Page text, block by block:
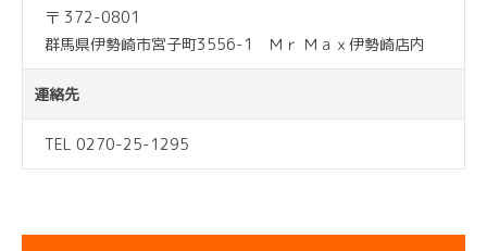
〒 372-0801
群馬県伊勢崎市宮子町3556-1 Ｍｒ Ｍａｘ伊勢崎店内
連絡先
TEL 0270-25-1295